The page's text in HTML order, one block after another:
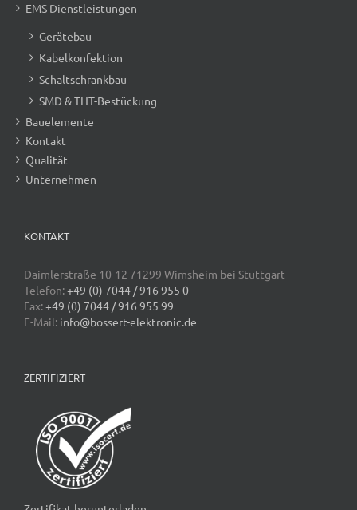
EMS Dienstleistungen
Gerätebau
Kabelkonfektion
Schaltschrankbau
SMD & THT-Bestückung
Bauelemente
Kontakt
Qualität
Unternehmen
KONTAKT
Daimlerstraße 10-12 71299 Wimsheim bei Stuttgart
Telefon:+49 (0) 7044 / 916 955 0
Fax:+49 (0) 7044 / 916 955 99
E-Mail: info@bossert-elektronic.de
ZERTIFIZIERT